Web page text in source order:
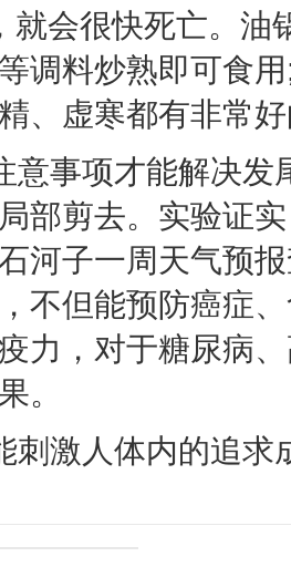
就会很快死亡。油
调料炒熟即可食
、虚寒都有非常
意事项才能解决
部剪去。实验证
河子一周天气预
不但能预防癌症
力，对于糖尿病
。
刺激人体内的追求